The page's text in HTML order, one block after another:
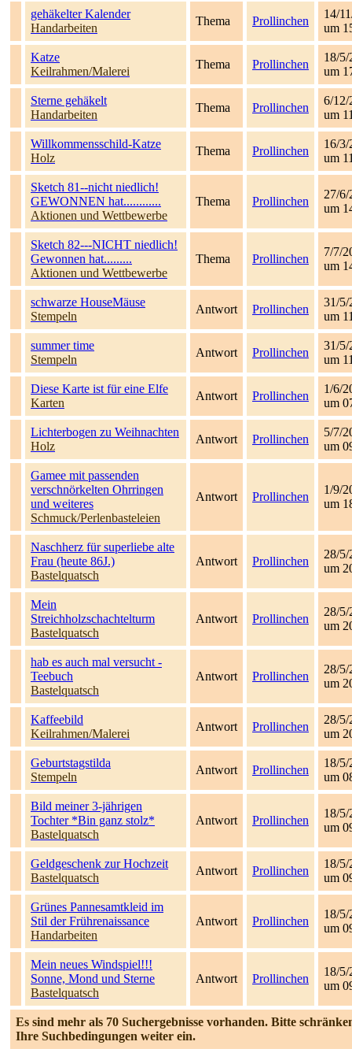
gehäkelter Kalender
Handarbeiten
Thema Prollinchen
14/
um
Katze
Keilrahmen/Malerei
Thema Prollinchen
18/5/
um
Sterne gehäkelt
Handarbeiten
Thema Prollinchen
6/12/
um
Willkommensschild-Katze
Holz
Thema Prollinchen
16/3/
um
Sketch 81--nicht niedlich!
GEWONNEN hat............
Aktionen und Wettbewerbe
Thema Prollinchen
27/6/
um
Sketch 82---NICHT niedlich!
Gewonnen hat.........
Aktionen und Wettbewerbe
Thema Prollinchen
7/7/
um
schwarze HouseMäuse
Stempeln
Antwort Prollinchen
31/5/
um
summer time
Stempeln
Antwort Prollinchen
31/5/
um
Diese Karte ist für eine Elfe
Karten
Antwort Prollinchen
1/6/
um
Lichterbogen zu Weihnachten
Holz
Antwort Prollinchen
5/7/
um
Gamee mit passenden
verschnörkelten Ohrringen
und weiteres
Schmuck/Perlenbasteleien
Antwort Prollinchen
1/9/
um
Naschherz für superliebe alte
Frau (heute 86J.)
Bastelquatsch
Antwort Prollinchen
28/5/
um
Mein
Streichholzschachtelturm
Bastelquatsch
Antwort Prollinchen
28/5/
um
hab es auch mal versucht -
Teebuch
Bastelquatsch
Antwort Prollinchen
28/5/
um
Kaffeebild
Keilrahmen/Malerei
Antwort Prollinchen
28/5/
um
Geburtstagstilda
Stempeln
Antwort Prollinchen
18/5/
um
Bild meiner 3-jährigen
Tochter *Bin ganz stolz*
Bastelquatsch
Antwort Prollinchen
18/5/
um
Geldgeschenk zur Hochzeit
Bastelquatsch
Antwort Prollinchen
18/5/
um
Grünes Pannesamtkleid im
Stil der Frührenaissance
Handarbeiten
Antwort Prollinchen
18/5/
um
Mein neues Windspiel!!!
Sonne, Mond und Sterne
Bastelquatsch
Antwort Prollinchen
18/5/
um
Es sind mehr als 70 Suchergebnisse vorhanden. Bitte
Ihre Suchbedingungen weiter ein.